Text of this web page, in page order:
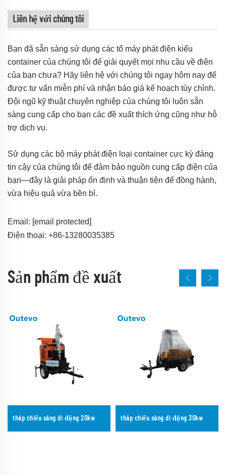
Liên hệ với chúng tôi
Bạn đã sẵn sàng sử dụng các tổ máy phát điện kiểu
container của chúng tôi để giải quyết mọi nhu cầu về điện
của bạn chưa? Hãy liên hệ với chúng tôi ngay hôm nay để
được tư vấn miễn phí và nhận báo giá kế hoạch tùy chỉnh.
Đội ngũ kỹ thuật chuyên nghiệp của chúng tôi luôn sẵn
sàng cung cấp cho bạn các đề xuất thích ứng cũng như hỗ
trợ dịch vụ.
Sử dụng các bộ máy phát điện loại container cực kỳ đáng
tin cậy của chúng tôi để đảm bảo nguồn cung cấp điện của
bạn—đây là giải pháp ổn định và thuận tiện để đồng hành,
vừa hiệu quả vừa bền bỉ.
Email: [email protected]
Điện thoại: +86-13280035385
Sản phẩm đề xuất
tháp chiếu sáng di động 20kw tháp chiếu sáng di động 30kw